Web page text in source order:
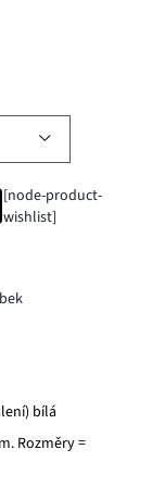
[node-product-
wishlist]
bílá
Rozměry =